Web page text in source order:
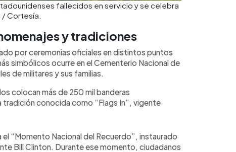
fallecidos en servicio y se celebra
Cortesía.
y tradiciones
por ceremonias oficiales en distintos puntos
simbólicos ocurre en el Cementerio Nacional de
de militares y sus familias.
colocan más de 250 mil banderas
tradición conocida como “Flags In”, vigente
“Momento Nacional del Recuerdo”, instaurado
Bill Clinton. Durante ese momento, ciudadanos